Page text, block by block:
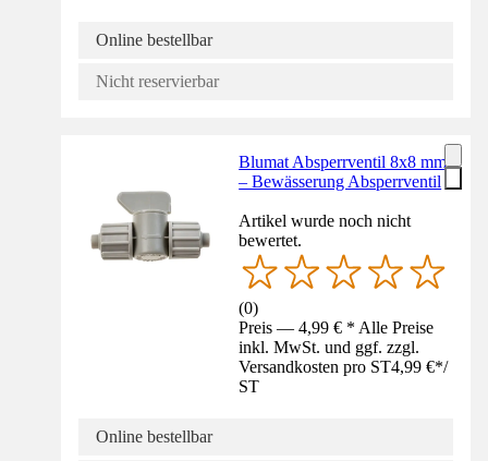
Online bestellbar
Nicht reservierbar
Blumat Absperrventil 8x8 mm
– Bewässerung Absperrventil
Artikel wurde noch nicht
bewertet.
(0)
Preis — 4,99 € * Alle Preise
inkl. MwSt. und ggf. zzgl.
Versandkosten pro ST4,99 €*/
ST
Online bestellbar